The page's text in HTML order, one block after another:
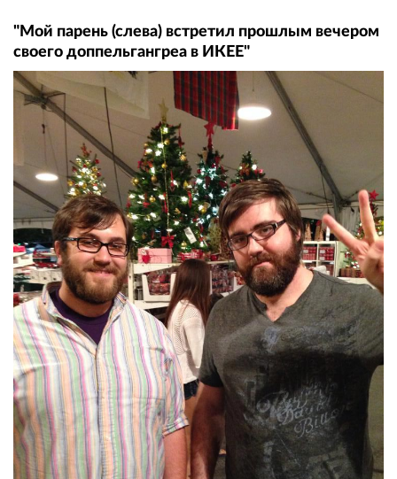
"Мой парень (слева) встретил прошлым вечером
своего доппельгангреа в ИКЕЕ"